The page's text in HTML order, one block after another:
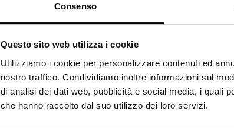
Consenso
Questo sito web utilizza i cookie
Utilizziamo i cookie per personalizzare contenuti ed
nostro traffico. Condividiamo inoltre informazioni sul
di analisi dei dati web, pubblicità e social media, i quali
che hanno raccolto dal suo utilizzo dei loro servizi.